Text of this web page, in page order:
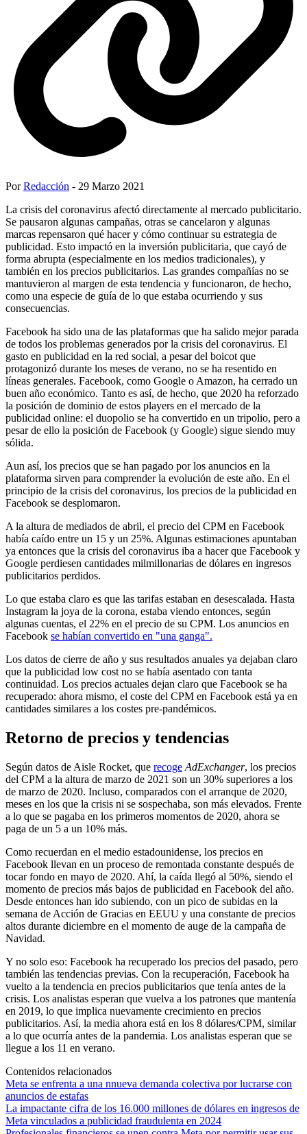
PorRedacción - 29 Marzo 2021
La crisis del coronavirus afectó directamente al mercado publicitario.
Se pausaron algunas campañas, otras se cancelaron y algunas
marcas repensaron qué hacer y cómo continuar su estrategia de
publicidad. Esto impactó en la inversión publicitaria, que cayó de
forma abrupta (especialmente en los medios tradicionales), y
también en los precios publicitarios. Las grandes compañías no se
mantuvieron al margen de esta tendencia y funcionaron, de hecho,
como una especie de guía de lo que estaba ocurriendo y sus
consecuencias.
Facebook ha sido una de las plataformas que ha salido mejor parada
de todos los problemas generados por la crisis del coronavirus. El
gasto en publicidad en la red social, a pesar del boicot que
protagonizó durante los meses de verano, no se ha resentido en
líneas generales. Facebook, como Google o Amazon, ha cerrado un
buen año económico. Tanto es así, de hecho, que 2020 ha reforzado
la posición de dominio de estos players en el mercado de la
publicidad online: el duopolio se ha convertido en un tripolio, pero a
pesar de ello la posición de Facebook (y Google) sigue siendo muy
sólida.
Aun así, los precios que se han pagado por los anuncios en la
plataforma sirven para comprender la evolución de este año. En el
principio de la crisis del coronavirus, los precios de la publicidad en
Facebook se desplomaron.
A la altura de mediados de abril, el precio del CPM en Facebook
había caído entre un 15 y un 25%. Algunas estimaciones apuntaban
ya entonces que la crisis del coronavirus iba a hacer que Facebook y
Google perdiesen cantidades milmillonarias de dólares en ingresos
publicitarios perdidos.
Lo que estaba claro es que las tarifas estaban en desescalada. Hasta
Instagram la joya de la corona, estaba viendo entonces, según
algunas cuentas, el 22% en el precio de su CPM. Los anuncios en
Facebook se habían convertido en "una ganga".
Los datos de cierre de año y sus resultados anuales ya dejaban claro
que la publicidad low cost no se había asentado con tanta
continuidad. Los precios actuales dejan claro que Facebook se ha
recuperado: ahora mismo, el coste del CPM en Facebook está ya en
cantidades similares a los costes pre-pandémicos.
Retorno de precios y tendencias
Según datos de Aisle Rocket, que recoge AdExchanger, los precios
del CPM a la altura de marzo de 2021 son un 30% superiores a los
de marzo de 2020. Incluso, comparados con el arranque de 2020,
meses en los que la crisis ni se sospechaba, son más elevados. Frente
a lo que se pagaba en los primeros momentos de 2020, ahora se
paga de un 5 a un 10% más.
Como recuerdan en el medio estadounidense, los precios en
Facebook llevan en un proceso de remontada constante después de
tocar fondo en mayo de 2020. Ahí, la caída llegó al 50%, siendo el
momento de precios más bajos de publicidad en Facebook del año.
Desde entonces han ido subiendo, con un pico de subidas en la
semana de Acción de Gracias en EEUU y una constante de precios
altos durante diciembre en el momento de auge de la campaña de
Navidad.
Y no solo eso: Facebook ha recuperado los precios del pasado, pero
también las tendencias previas. Con la recuperación, Facebook ha
vuelto a la tendencia en precios publicitarios que tenía antes de la
crisis. Los analistas esperan que vuelva a los patrones que mantenía
en 2019, lo que implica nuevamente crecimiento en precios
publicitarios. Así, la media ahora está en los 8 dólares/CPM, similar
a lo que ocurría antes de la pandemia. Los analistas esperan que se
llegue a los 11 en verano.
Contenidos relacionados
Meta se enfrenta a una nnueva demanda colectiva por lucrarse con
anuncios de estafas
La impactante cifra de los 16.000 millones de dólares en ingresos de
Meta vinculados a publicidad fraudulenta en 2024